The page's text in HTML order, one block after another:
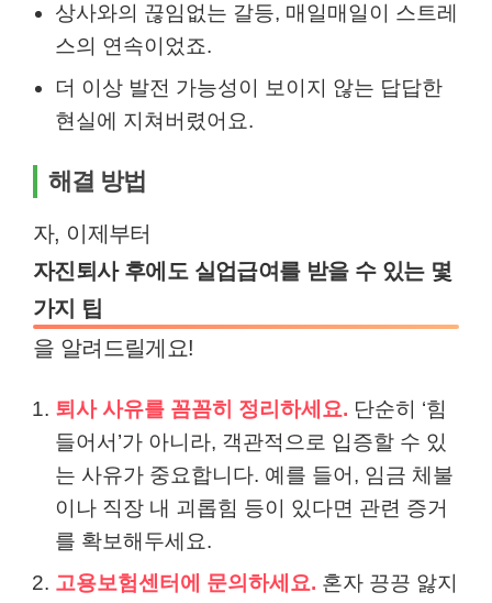
상사와의 끊임없는 갈등, 매일매일이 스트레
스의 연속이었죠.
더 이상 발전 가능성이 보이지 않는 답답한
현실에 지쳐버렸어요.
해결 방법
자, 이제부터
자진퇴사 후에도 실업급여를 받을 수 있는 몇
가지 팁
을 알려드릴게요!
퇴사 사유를 꼼꼼히 정리하세요. 단순히 ‘힘
들어서’가 아니라, 객관적으로 입증할 수 있
는 사유가 중요합니다. 예를 들어, 임금 체불
이나 직장 내 괴롭힘 등이 있다면 관련 증거
를 확보해두세요.
고용보험센터에 문의하세요. 혼자 끙끙 앓지